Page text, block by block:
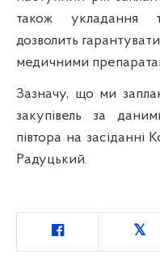
також укладання
дозволить
медичними
Зазначу, що ми
закупівель за
півтора на засіданні
Радуцький.